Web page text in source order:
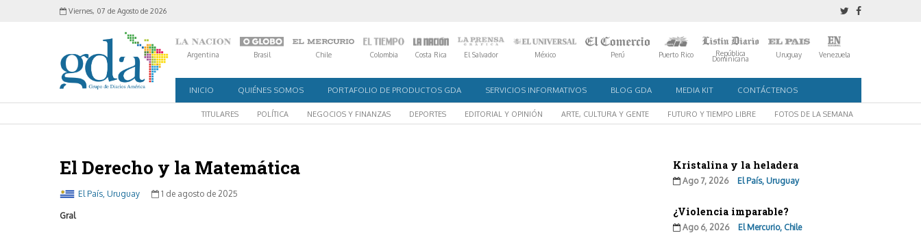
Viernes, 07 de Agosto de 2026
Argentina Brasil Chile Colombia Costa Rica El Salvador México Perú Puerto Rico República
Dominicana Uruguay Venezuela
INICIO QUIÉNES SOMOS PORTAFOLIO DE PRODUCTOS GDA SERVICIOS INFORMATIVOS BLOG GDA MEDIA KIT CONTÁCTENOS
TITULARES POLÍTICA NEGOCIOS Y FINANZAS DEPORTES EDITORIAL Y OPINIÓN ARTE, CULTURA Y GENTE FUTURO Y TIEMPO LIBRE FOTOS DE LA SEMANA
El Derecho y la Matemática
El País, Uruguay 1 de agosto de 2025
Gral
Kristalina y la heladera
Ago 7, 2026 El País, Uruguay
¿Violencia imparable?
Ago 6, 2026 El Mercurio, Chile